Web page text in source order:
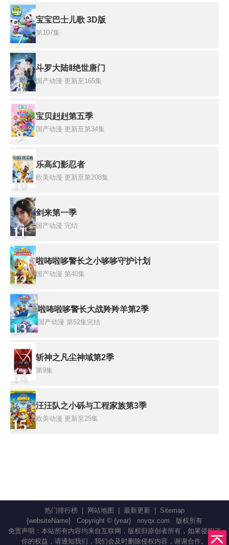
7
宝宝巴士儿歌 3D版
第107集
8
斗罗大陆Ⅱ绝世唐门
国产动漫 更新至165集
9
宝贝赳赳第五季
国产动漫 更新至第34集
10
乐高幻影忍者
欧美动漫 更新至第208集
11
剑来第一季
国产动漫 完结
12
啦咘啦哆警长之小哆哆守护计划
国产动漫 第40集
13
啦咘啦哆警长大战羚羚羊第2季
国产动漫 第52集完结
14
斩神之凡尘神域第2季
第9集
15
汪汪队之小砾与工程家族第3季
欧美动漫 更新至25集
热门排行榜 网站地图 最新更新
Sitemap
{websiteName}
Copyright © {year} nnyqx.com
版权所有
免责声明：本站所有内容均来自互联网，版权归原创者所有，如果侵犯了
你的权益，请通知我们，我们会及时删除侵权内容，谢谢合作。